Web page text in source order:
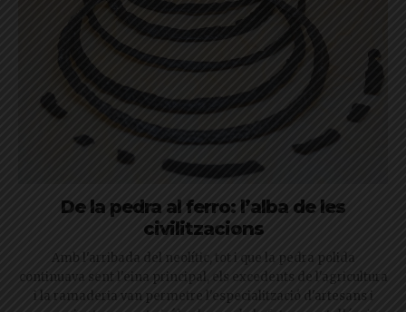
De la pedra al ferro: l’alba de les
civilitzacions
Amb l'arribada del neolític, tot i que la pedra polida
continuava sent l'eina principal, els excedents de l'agricultura
i la ramaderia van permetre l'especialització d'artesans i